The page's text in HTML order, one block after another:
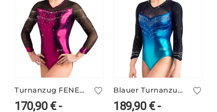
Turnanzug FENELLA/1 mit Glitzer
170,90€-
Blauer Turnanzug ANNELLA/1
189,90€-